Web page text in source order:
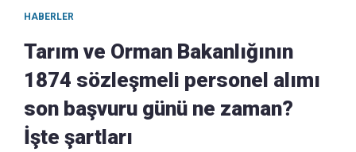
HABERLER
Tarım ve Orman Bakanlığının
1874 sözleşmeli personel alımı
son başvuru günü ne zaman?
İşte şartları